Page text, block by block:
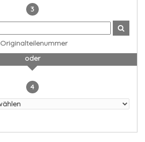
3
Originalteilenummer
oder
4